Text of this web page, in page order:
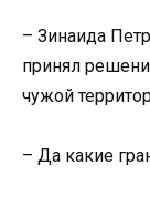
– Зинаида
принял
чужой
– Да какие